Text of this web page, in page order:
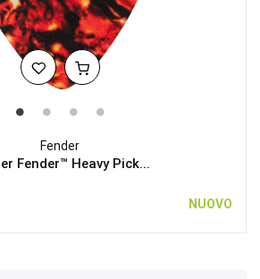
Fender
Fender™ Heavy Pick...
NUOVO